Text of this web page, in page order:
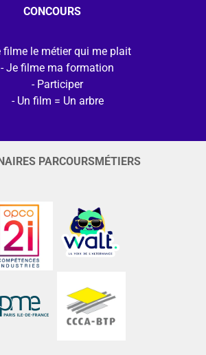
CONCOURS
filme le métier qui me plait
Je filme ma formation
Participer
Un film = Un arbre
PARCOURSMÉTIERS